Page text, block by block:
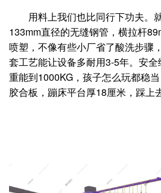
用料上我们也比同行下功夫。
133mm直径的无缝钢管，横拉杆
喷塑，不像有些小厂省了酸洗步骤
套工艺能让设备多耐用3-5年。安
重能到1000KG，孩子怎么玩都稳
胶合板，蹦床平台厚18厘米，踩上